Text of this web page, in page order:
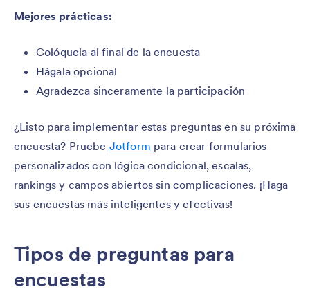
Mejores prácticas:
Colóquela al final de la encuesta
Hágala opcional
Agradezca sinceramente la participación
¿Listo para implementar estas preguntas en su próxima
encuesta? Pruebe Jotform para crear formularios
personalizados con lógica condicional, escalas,
rankings y campos abiertos sin complicaciones. ¡Haga
sus encuestas más inteligentes y efectivas!
Tipos de preguntas para
encuestas